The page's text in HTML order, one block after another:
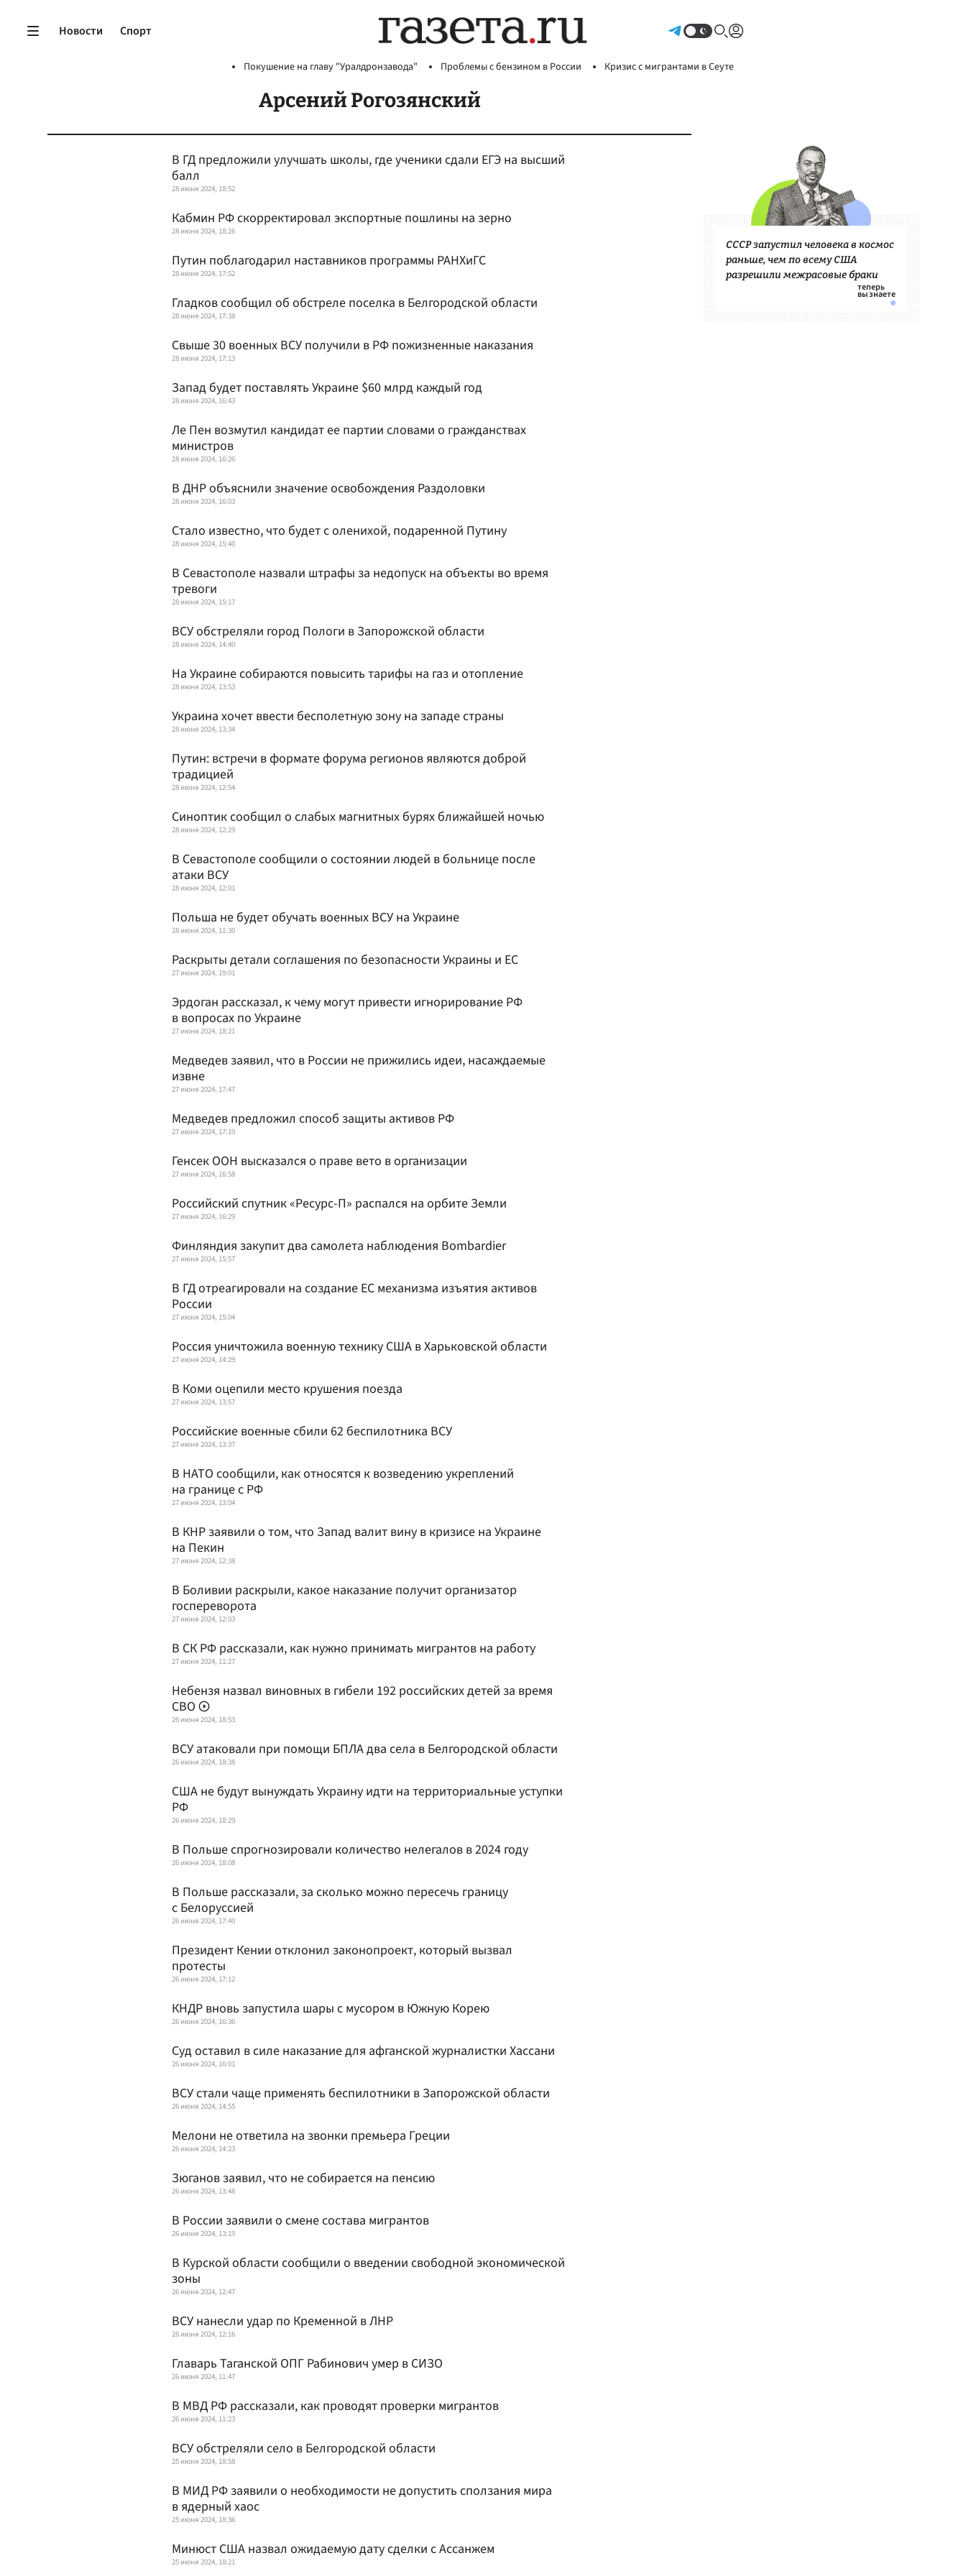
Новости Спорт
Покушение на главу "Уралдронзавода" Проблемы с бензином в России Кризис с мигрантами в Сеуте
Арсений Рогозянский
В ГД предложили улучшать школы, где ученики сдали ЕГЭ на высший
балл
28 июня 2024, 18:52
Кабмин РФ скорректировал экспортные пошлины на зерно
28 июня 2024, 18:26
Путин поблагодарил наставников программы РАНХиГС
28 июня 2024, 17:52
Гладков сообщил об обстреле поселка в Белгородской области
28 июня 2024, 17:38
Свыше 30 военных ВСУ получили в РФ пожизненные наказания
28 июня 2024, 17:13
Запад будет поставлять Украине $60 млрд каждый год
28 июня 2024, 16:43
Ле Пен возмутил кандидат ее партии словами о гражданствах
министров
28 июня 2024, 16:26
В ДНР объяснили значение освобождения Раздоловки
28 июня 2024, 16:03
Стало известно, что будет с оленихой, подаренной Путину
28 июня 2024, 15:40
В Севастополе назвали штрафы за недопуск на объекты во время
тревоги
28 июня 2024, 15:17
ВСУ обстреляли город Пологи в Запорожской области
28 июня 2024, 14:40
На Украине собираются повысить тарифы на газ и отопление
28 июня 2024, 13:53
Украина хочет ввести бесполетную зону на западе страны
28 июня 2024, 13:34
Путин: встречи в формате форума регионов являются доброй
традицией
28 июня 2024, 12:54
Синоптик сообщил о слабых магнитных бурях ближайшей ночью
28 июня 2024, 12:29
В Севастополе сообщили о состоянии людей в больнице после
атаки ВСУ
28 июня 2024, 12:01
Польша не будет обучать военных ВСУ на Украине
28 июня 2024, 11:30
Раскрыты детали соглашения по безопасности Украины и ЕС
27 июня 2024, 19:01
Эрдоган рассказал, к чему могут привести игнорирование РФ
в вопросах по Украине
27 июня 2024, 18:21
Медведев заявил, что в России не прижились идеи, насаждаемые
извне
27 июня 2024, 17:47
Медведев предложил способ защиты активов РФ
27 июня 2024, 17:19
Генсек ООН высказался о праве вето в организации
27 июня 2024, 16:58
Российский спутник «Ресурс-П» распался на орбите Земли
27 июня 2024, 16:29
Финляндия закупит два самолета наблюдения Bombardier
27 июня 2024, 15:57
В ГД отреагировали на создание ЕС механизма изъятия активов
России
27 июня 2024, 15:04
Россия уничтожила военную технику США в Харьковской области
27 июня 2024, 14:29
В Коми оцепили место крушения поезда
27 июня 2024, 13:57
Российские военные сбили 62 беспилотника ВСУ
27 июня 2024, 13:37
В НАТО сообщили, как относятся к возведению укреплений
на границе с РФ
27 июня 2024, 13:04
В КНР заявили о том, что Запад валит вину в кризисе на Украине
на Пекин
27 июня 2024, 12:38
В Боливии раскрыли, какое наказание получит организатор
госпереворота
27 июня 2024, 12:03
В СК РФ рассказали, как нужно принимать мигрантов на работу
27 июня 2024, 11:27
Небензя назвал виновных в гибели 192 российских детей за время
СВО
26 июня 2024, 18:53
ВСУ атаковали при помощи БПЛА два села в Белгородской области
26 июня 2024, 18:38
США не будут вынуждать Украину идти на территориальные уступки
РФ
26 июня 2024, 18:29
В Польше спрогнозировали количество нелегалов в 2024 году
26 июня 2024, 18:08
В Польше рассказали, за сколько можно пересечь границу
с Белоруссией
26 июня 2024, 17:40
Президент Кении отклонил законопроект, который вызвал
протесты
26 июня 2024, 17:12
КНДР вновь запустила шары с мусором в Южную Корею
26 июня 2024, 16:36
Суд оставил в силе наказание для афганской журналистки Хассани
26 июня 2024, 16:01
ВСУ стали чаще применять беспилотники в Запорожской области
26 июня 2024, 14:55
Мелони не ответила на звонки премьера Греции
26 июня 2024, 14:23
Зюганов заявил, что не собирается на пенсию
26 июня 2024, 13:48
В России заявили о смене состава мигрантов
26 июня 2024, 13:19
В Курской области сообщили о введении свободной экономической
зоны
26 июня 2024, 12:47
ВСУ нанесли удар по Кременной в ЛНР
26 июня 2024, 12:16
Главарь Таганской ОПГ Рабинович умер в СИЗО
26 июня 2024, 11:47
В МВД РФ рассказали, как проводят проверки мигрантов
26 июня 2024, 11:23
ВСУ обстреляли село в Белгородской области
25 июня 2024, 18:58
В МИД РФ заявили о необходимости не допустить сползания мира
в ядерный хаос
25 июня 2024, 18:36
Минюст США назвал ожидаемую дату сделки с Ассанжем
25 июня 2024, 18:21
СССР запустил человека в космос
раньше, чем по всему США
разрешили межрасовые браки